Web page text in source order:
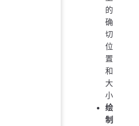
的
确
切
位
置
和
大
小
绘
制